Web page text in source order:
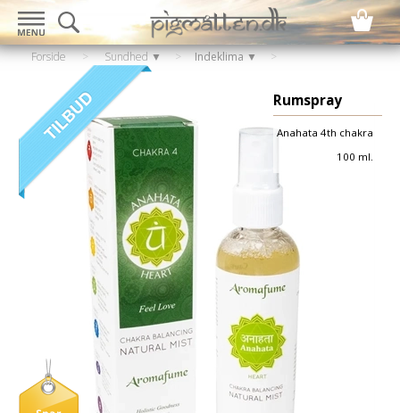
Forside > Sundhed ▼ > Indeklima ▼
Rumspray
Anahata 4th chakra
100 ml.